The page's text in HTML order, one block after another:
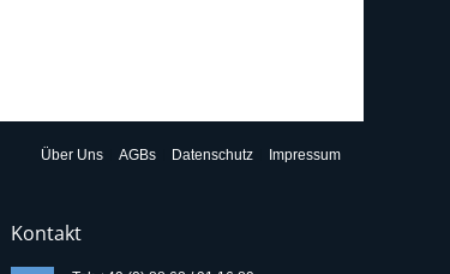
Über Uns AGBs Datenschutz Impressum
Kontakt